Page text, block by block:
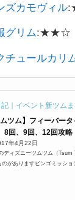
ズカモヴィル
グリム:★★☆
チュールカリ
｜イベント新ツム
ムツム】フィーバー
8回、9回、12回攻略
年4月22日
ディズニーツムツム（
のがありますビンゴミッシ